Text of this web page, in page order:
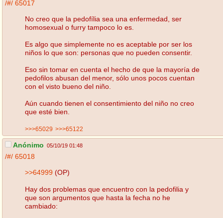
/#/ 65017
No creo que la pedofília sea una enfermedad, ser
homosexual o furry tampoco lo es.
Es algo que simplemente no es aceptable por ser los
niños lo que son: personas que no pueden consentir.
Eso sin tomar en cuenta el hecho de que la mayoría de
pedofilos abusan del menor, sólo unos pocos cuentan
con el visto bueno del niño.
Aún cuando tienen el consentimiento del niño no creo
que esté bien.
>>>65029 >>>65122
Anónimo 05/10/19 01:48
/#/ 65018
>>64999 (OP)
Hay dos problemas que encuentro con la pedofilia y
que son argumentos que hasta la fecha no he
cambiado: